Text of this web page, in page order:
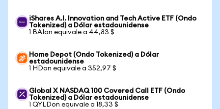
iShares A.I. Innovation and Tech Active ETF (Ondo
Tokenized) a Dólar estadounidense
1 BAIon equivale a 44,83 $
Home Depot (Ondo Tokenized) a Dólar
estadounidense
1 HDon equivale a 352,97 $
Global X NASDAQ 100 Covered Call ETF (Ondo
Tokenized) a Dólar estadounidense
1 QYLDon equivale a 18,33 $